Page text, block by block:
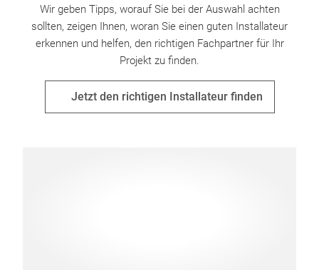
Wir geben Tipps, worauf Sie bei der Auswahl achten
sollten, zeigen Ihnen, woran Sie einen guten Installateur
erkennen und helfen, den richtigen Fachpartner für Ihr
Projekt zu finden.
Jetzt den richtigen Installateur finden